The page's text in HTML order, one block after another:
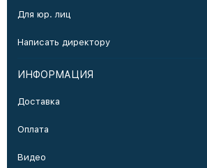
Для юр. лиц
Написать директору
ИНФОРМАЦИЯ
Доставка
Оплата
Видео